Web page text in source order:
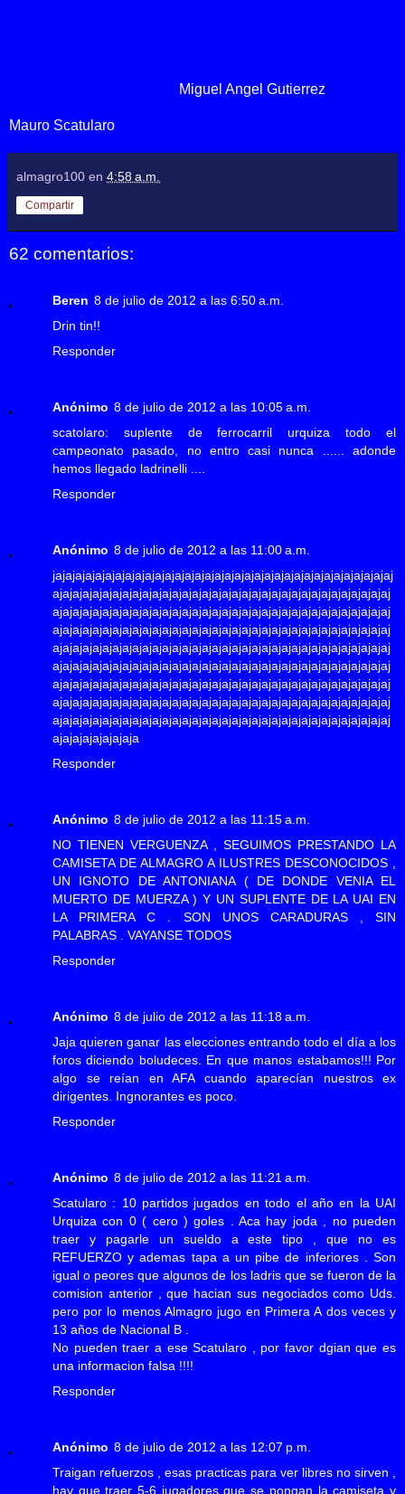
Miguel Angel Gutierrez
Mauro Scatularo
almagro100 en 4:58 a.m.
Compartir
62 comentarios:
Beren 8 de julio de 2012 a las 6:50 a.m.
Drin tin!!
Responder
Anónimo 8 de julio de 2012 a las 10:05 a.m.
scatolaro: suplente de ferrocarril urquiza todo el
campeonato pasado, no entro casi nunca ...... adonde
hemos llegado ladrinelli ....
Responder
Anónimo 8 de julio de 2012 a las 11:00 a.m.
jajajajajajajajajajajajajajajajajajajajajajajajajajajajajajajajajajaj
ajajajajajajajajajajajajajajajajajajajajajajajajajajajajajajajajajaj
ajajajajajajajajajajajajajajajajajajajajajajajajajajajajajajajajajaj
ajajajajajajajajajajajajajajajajajajajajajajajajajajajajajajajajajaj
ajajajajajajajajajajajajajajajajajajajajajajajajajajajajajajajajajaj
ajajajajajajajajajajajajajajajajajajajajajajajajajajajajajajajajajaj
ajajajajajajajajajajajajajajajajajajajajajajajajajajajajajajajajajaj
ajajajajajajajajajajajajajajajajajajajajajajajajajajajajajajajajajaj
ajajajajajajajajajajajajajajajajajajajajajajajajajajajajajajajajajaj
ajajajajajajajaja
Responder
Anónimo 8 de julio de 2012 a las 11:15 a.m.
NO TIENEN VERGUENZA , SEGUIMOS PRESTANDO LA
CAMISETA DE ALMAGRO A ILUSTRES DESCONOCIDOS ,
UN IGNOTO DE ANTONIANA ( DE DONDE VENIA EL
MUERTO DE MUERZA ) Y UN SUPLENTE DE LA UAI EN
LA PRIMERA C . SON UNOS CARADURAS , SIN
PALABRAS . VAYANSE TODOS
Responder
Anónimo 8 de julio de 2012 a las 11:18 a.m.
Jaja quieren ganar las elecciones entrando todo el día a los
foros diciendo boludeces. En que manos estabamos!!! Por
algo se reían en AFA cuando aparecían nuestros ex
dirigentes. Ingnorantes es poco.
Responder
Anónimo 8 de julio de 2012 a las 11:21 a.m.
Scatularo : 10 partidos jugados en todo el año en la UAI
Urquiza con 0 ( cero ) goles . Aca hay joda , no pueden
traer y pagarle un sueldo a este tipo , que no es
REFUERZO y ademas tapa a un pibe de inferiores . Son
igual o peores que algunos de los ladris que se fueron de la
comision anterior , que hacian sus negociados como Uds.
pero por lo menos Almagro jugo en Primera A dos veces y
13 años de Nacional B .
No pueden traer a ese Scatularo , por favor dgian que es
una informacion falsa !!!!
Responder
Anónimo 8 de julio de 2012 a las 12:07 p.m.
Traigan refuerzos , esas practicas para ver libres no sirven ,
hay que traer 5-6 jugadores que se pongan la camiseta y